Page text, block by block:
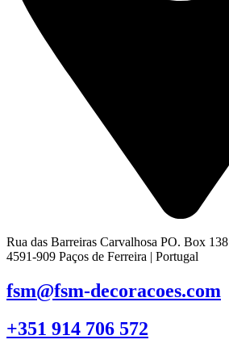
Rua das Barreiras Carvalhosa PO. Box 138
4591-909 Paços de Ferreira | Portugal
fsm@fsm-decoracoes.com
+351 914 706 572